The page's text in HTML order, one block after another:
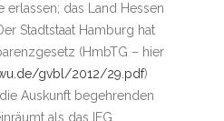
erlassen; das Land Hessen
Stadtstaat Hamburg hat
(HmbTG – hier
gvbl/2012/29.pdf)
Auskunft begehrenden
als das IFG.